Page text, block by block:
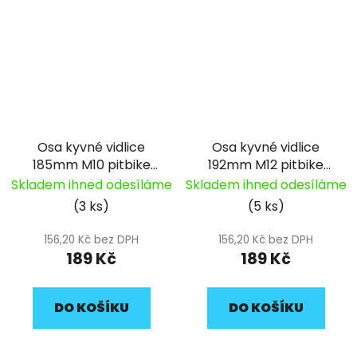
Osa kyvné vidlice
185mm M10 pitbike
YCF (03)
Skladem ihned odesíláme
(3 ks)
156,20 Kč bez DPH
189 Kč
DO KOŠÍKU
Osa kyvné vidlice
192mm M12 pitbike
YCF (034)
Skladem ihned odesíláme
(5 ks)
156,20 Kč bez DPH
189 Kč
DO KOŠÍKU